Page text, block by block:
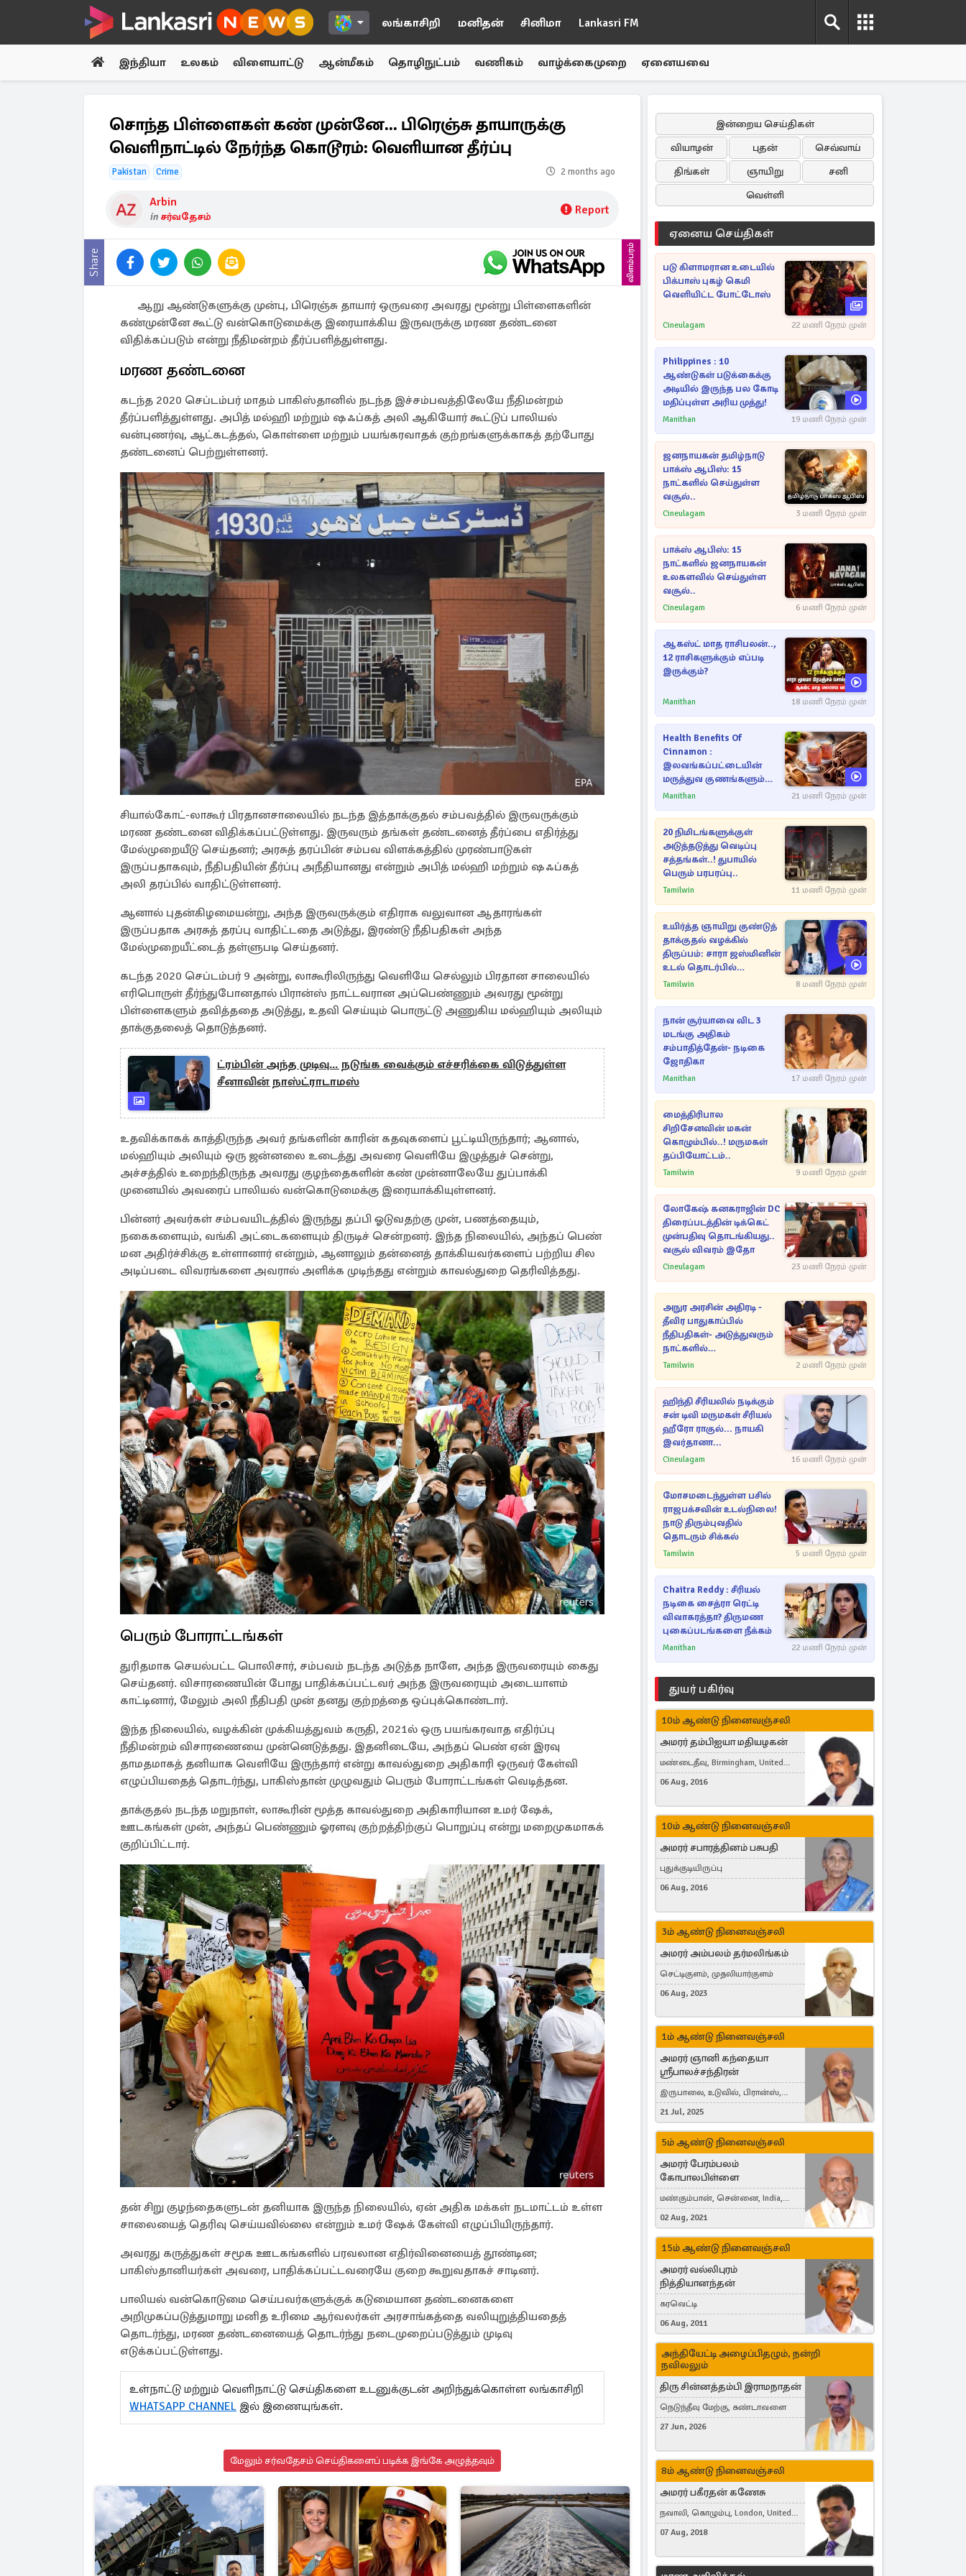
லங்காசிறி மனிதன் சினிமா Lankasri FM
இந்தியா உலகம் விளையாட்டு ஆன்மீகம் தொழிநுட்பம் வணிகம் வாழ்க்கைமுறை ஏனையவை
சொந்த பிள்ளைகள் கண் முன்னே... பிரெஞ்சு தாயாருக்கு
வெளிநாட்டில் நேர்ந்த கொடூரம்: வெளியான தீர்ப்பு
Pakistan Crime 2 months ago
Arbin
in சர்வதேசம் Report
Share விளம்பரம்
ஆறு ஆண்டுகளுக்கு முன்பு, பிரெஞ்சு தாயார் ஒருவரை அவரது மூன்று பிள்ளைகளின்
கண்முன்னே கூட்டு வன்கொடுமைக்கு இரையாக்கிய இருவருக்கு மரண தண்டனை
விதிக்கப்படும் என்று நீதிமன்றம் தீர்ப்பளித்துள்ளது.
மரண தண்டனை
கடந்த 2020 செப்டம்பர் மாதம் பாகிஸ்தானில் நடந்த இச்சம்பவத்திலேயே நீதிமன்றம்
தீர்ப்பளித்துள்ளது. அபித் மல்ஹி மற்றும் ஷஃப்கத் அலி ஆகியோர் கூட்டுப் பாலியல்
வன்புணர்வு, ஆட்கடத்தல், கொள்ளை மற்றும் பயங்கரவாதக் குற்றங்களுக்காகத் தற்போது
தண்டனைப் பெற்றுள்ளனர்.
சியால்கோட்-லாகூர் பிரதானசாலையில் நடந்த இத்தாக்குதல் சம்பவத்தில் இருவருக்கும்
மரண தண்டனை விதிக்கப்பட்டுள்ளது. இருவரும் தங்கள் தண்டனைத் தீர்ப்பை எதிர்த்து
மேல்முறையீடு செய்தனர்; அரசுத் தரப்பின் சம்பவ விளக்கத்தில் முரண்பாடுகள்
இருப்பதாகவும், நீதிபதியின் தீர்ப்பு அநீதியானது என்றும் அபித் மல்ஹி மற்றும் ஷஃப்கத்
அலி தரப்பில் வாதிட்டுள்ளனர்.
ஆனால் புதன்கிழமையன்று, அந்த இருவருக்கும் எதிராக வலுவான ஆதாரங்கள்
இருப்பதாக அரசுத் தரப்பு வாதிட்டதை அடுத்து, இரண்டு நீதிபதிகள் அந்த
மேல்முறையீட்டைத் தள்ளுபடி செய்தனர்.
கடந்த 2020 செப்டம்பர் 9 அன்று, லாகூரிலிருந்து வெளியே செல்லும் பிரதான சாலையில்
எரிபொருள் தீர்ந்துபோனதால் பிரான்ஸ் நாட்டவரான அப்பெண்ணும் அவரது மூன்று
பிள்ளைகளும் தவித்ததை அடுத்து, உதவி செய்யும் பொருட்டு அணுகிய மல்ஹியும் அலியும்
தாக்குதலைத் தொடுத்தனர்.
ட்ரம்பின் அந்த முடிவு... நடுங்க வைக்கும் எச்சரிக்கை விடுத்துள்ள
சீனாவின் நாஸ்ட்ராடாமஸ்
உதவிக்காகக் காத்திருந்த அவர் தங்களின் காரின் கதவுகளைப் பூட்டியிருந்தார்; ஆனால்,
மல்ஹியும் அலியும் ஒரு ஜன்னலை உடைத்து அவரை வெளியே இழுத்துச் சென்று,
அச்சத்தில் உறைந்திருந்த அவரது குழந்தைகளின் கண் முன்னாலேயே துப்பாக்கி
முனையில் அவரைப் பாலியல் வன்கொடுமைக்கு இரையாக்கியுள்ளனர்.
பின்னர் அவர்கள் சம்பவயிடத்தில் இருந்து தப்பி ஓடுவதற்கு முன், பணத்தையும்,
நகைகளையும், வங்கி அட்டைகளையும் திருடிச் சென்றனர். இந்த நிலையில், அந்தப் பெண்
மன அதிர்ச்சிக்கு உள்ளானார் என்றும், ஆனாலும் தன்னைத் தாக்கியவர்களைப் பற்றிய சில
அடிப்படை விவரங்களை அவரால் அளிக்க முடிந்தது என்றும் காவல்துறை தெரிவித்தது.
பெரும் போராட்டங்கள்
துரிதமாக செயல்பட்ட பொலிசார், சம்பவம் நடந்த அடுத்த நாளே, அந்த இருவரையும் கைது
செய்தனர். விசாரணையின் போது பாதிக்கப்பட்டவர் அந்த இருவரையும் அடையாளம்
காட்டினார், மேலும் அலி நீதிபதி முன் தனது குற்றத்தை ஒப்புக்கொண்டார்.
இந்த நிலையில், வழக்கின் முக்கியத்துவம் கருதி, 2021ல் ஒரு பயங்கரவாத எதிர்ப்பு
நீதிமன்றம் விசாரணையை முன்னெடுத்தது. இதனிடையே, அந்தப் பெண் ஏன் இரவு
தாமதமாகத் தனியாக வெளியே இருந்தார் என்று காவல்துறை அதிகாரி ஒருவர் கேள்வி
எழுப்பியதைத் தொடர்ந்து, பாகிஸ்தான் முழுவதும் பெரும் போராட்டங்கள் வெடித்தன.
தாக்குதல் நடந்த மறுநாள், லாகூரின் மூத்த காவல்துறை அதிகாரியான உமர் ஷேக்,
ஊடகங்கள் முன், அந்தப் பெண்ணும் ஓரளவு குற்றத்திற்குப் பொறுப்பு என்று மறைமுகமாகக்
குறிப்பிட்டார்.
தன் சிறு குழந்தைகளுடன் தனியாக இருந்த நிலையில், ஏன் அதிக மக்கள் நடமாட்டம் உள்ள
சாலையைத் தெரிவு செய்யவில்லை என்றும் உமர் ஷேக் கேள்வி எழுப்பியிருந்தார்.
அவரது கருத்துகள் சமூக ஊடகங்களில் பரவலான எதிர்வினையைத் தூண்டின;
பாகிஸ்தானியர்கள் அவரை, பாதிக்கப்பட்டவரையே குறை கூறுவதாகச் சாடினர்.
பாலியல் வன்கொடுமை செய்பவர்களுக்குக் கடுமையான தண்டனைகளை
அறிமுகப்படுத்துமாறு மனித உரிமை ஆர்வலர்கள் அரசாங்கத்தை வலியுறுத்தியதைத்
தொடர்ந்து, மரண தண்டனையைத் தொடர்ந்து நடைமுறைப்படுத்தும் முடிவு
எடுக்கப்பட்டுள்ளது.
உள்நாட்டு மற்றும் வெளிநாட்டு செய்திகளை உடனுக்குடன் அறிந்துக்கொள்ள லங்காசிறி
WHATSAPP CHANNEL இல் இணையுங்கள்.
மேலும் சர்வதேசம் செய்திகளைப் படிக்க இங்கே அழுத்தவும்
இன்றைய செய்திகள்
வியாழன்
புதன்
செவ்வாய்
திங்கள்
ஞாயிறு
சனி
வெள்ளி
ஏனைய செய்திகள்
படு கிளாமரான உடையில்
பிக்பாஸ் புகழ் கெமி
வெளியிட்ட போட்டோஸ்
Cineulagam 22 மணி நேரம் முன்
Philippines : 10
ஆண்டுகள் படுக்கைக்கு
அடியில் இருந்த பல கோடி
மதிப்புள்ள அரிய முத்து!
Manithan 19 மணி நேரம் முன்
ஜனநாயகன் தமிழ்நாடு
பாக்ஸ் ஆபிஸ்: 15
நாட்களில் செய்துள்ள
வசூல்..
Cineulagam 3 மணி நேரம் முன்
பாக்ஸ் ஆபிஸ்: 15
நாட்களில் ஜனநாயகன்
உலகளவில் செய்துள்ள
வசூல்..
Cineulagam 6 மணி நேரம் முன்
ஆகஸ்ட் மாத ராசிபலன்..,
12 ராசிகளுக்கும் எப்படி
இருக்கும்?
Manithan 18 மணி நேரம் முன்
Health Benefits Of
Cinnamon :
இலவங்கப்பட்டையின்
மருத்துவ குணங்களும்
ஆரோக்கிய
Manithan 21 மணி நேரம் முன்
20 நிமிடங்களுக்குள்
அடுத்தடுத்து வெடிப்பு
சத்தங்கள்..! துபாயில்
பெரும் பரபரப்பு..
Tamilwin 11 மணி நேரம் முன்
உயிர்த்த ஞாயிறு குண்டுத்
தாக்குதல் வழக்கில்
திருப்பம்: சாரா ஜஸ்மினின்
உடல் தொடர்பில்
நீதிமன்றத்தில் வெளியான
Tamilwin 8 மணி நேரம் முன்
நான் சூர்யாவை விட 3
மடங்கு அதிகம்
சம்பாதித்தேன்- நடிகை
ஜோதிகா
Manithan 17 மணி நேரம் முன்
மைத்திரிபால
சிறிசேனவின் மகன்
கொழும்பில்..! மருமகள்
தப்பியோட்டம்..
Tamilwin 9 மணி நேரம் முன்
லோகேஷ் கனகராஜின் DC
திரைப்படத்தின் டிக்கெட்
முன்பதிவு தொடங்கியது..
வசூல் விவரம் இதோ
Cineulagam 23 மணி நேரம் முன்
அநுர அரசின் அதிரடி -
தீவிர பாதுகாப்பில்
நீதிபதிகள்- அடுத்துவரும்
நாட்களில்
அம்பலமாகவுள்ள ரகசியம்
Tamilwin 2 மணி நேரம் முன்
ஹிந்தி சீரியலில் நடிக்கும்
சன் டிவி மருமகள் சீரியல்
ஹீரோ ராகுல்... நாயகி
இவர்தானா...
Cineulagam 16 மணி நேரம் முன்
மோசமடைந்துள்ள பசில்
ராஜபக்சவின் உடல்நிலை!
நாடு திரும்புவதில்
தொடரும் சிக்கல்
Tamilwin 5 மணி நேரம் முன்
Chaitra Reddy : சீரியல்
நடிகை சைத்ரா ரெட்டி
விவாகரத்தா? திருமண
புகைப்படங்களை நீக்கம்
Manithan 22 மணி நேரம் முன்
துயர் பகிர்வு
10ம் ஆண்டு நினைவஞ்சலி
அமரர் தம்பிஐயா மதியழகன்
மண்டைதீவு, Birmingham, United
Kingdom
06 Aug, 2016
10ம் ஆண்டு நினைவஞ்சலி
அமரர் சபாரத்தினம் பசுபதி
புதுக்குடியிருப்பு
06 Aug, 2016
3ம் ஆண்டு நினைவஞ்சலி
அமரர் அம்பலம் தர்மலிங்கம்
செட்டிகுளம், முதலியார்குளம்
06 Aug, 2023
1ம் ஆண்டு நினைவஞ்சலி
அமரர் ஞானி கந்தையா
ஸ்ரீபாலச்சந்திரன்
இருபாலை, உடுவில், பிரான்ஸ்,
France
21 Jul, 2025
5ம் ஆண்டு நினைவஞ்சலி
அமரர் பேரம்பலம்
கோபாலபிள்ளை
மண்கும்பான், சென்னை, India,
Cergy, France
02 Aug, 2021
15ம் ஆண்டு நினைவஞ்சலி
அமரர் வல்லிபுரம்
நித்தியானந்தன்
கரவெட்டி
06 Aug, 2011
அந்தியேட்டி அழைப்பிதழும், நன்றி
நவிலலும்
திரு சின்னத்தம்பி இராமநாதன்
நெடுந்தீவு மேற்கு, கண்டாவளை
27 Jun, 2026
8ம் ஆண்டு நினைவஞ்சலி
அமரர் பகீரதன் கணேசு
நவாலி, கொழும்பு, London, United
Kingdom
07 Aug, 2018